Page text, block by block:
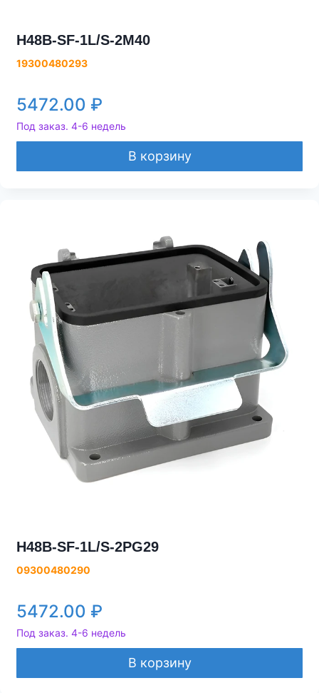
H48B-SF-1L/S-2M40
19300480293
5472.00 ₽
Под заказ. 4-6 недель
В корзину
H48B-SF-1L/S-2PG29
09300480290
5472.00 ₽
Под заказ. 4-6 недель
В корзину